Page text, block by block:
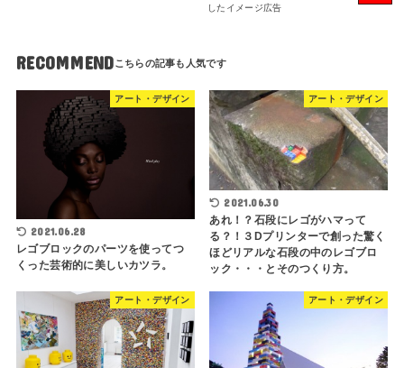
したイメージ広告
RECOMMEND
アート・デザイン
2021.06.28
レゴブロックのパーツを使ってつ
くった芸術的に美しいカツラ。
アート・デザイン
2021.06.30
あれ！？石段にレゴがハマって
る？！３Dプリンターで創った驚く
ほどリアルな石段の中のレゴブロ
ック・・・とそのつくり方。
アート・デザイン アート・デザイン